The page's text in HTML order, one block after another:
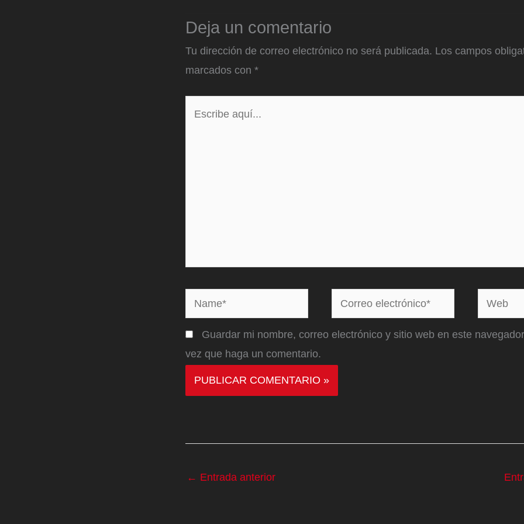
Deja un comentario
Tu dirección de correo electrónico no será publicada. Los campos
marcados con *
Name*
Correo
electrónico*
Web
Guardar mi nombre, correo electrónico y sitio web en este
vez que haga un comentario.
← Entrada anterior